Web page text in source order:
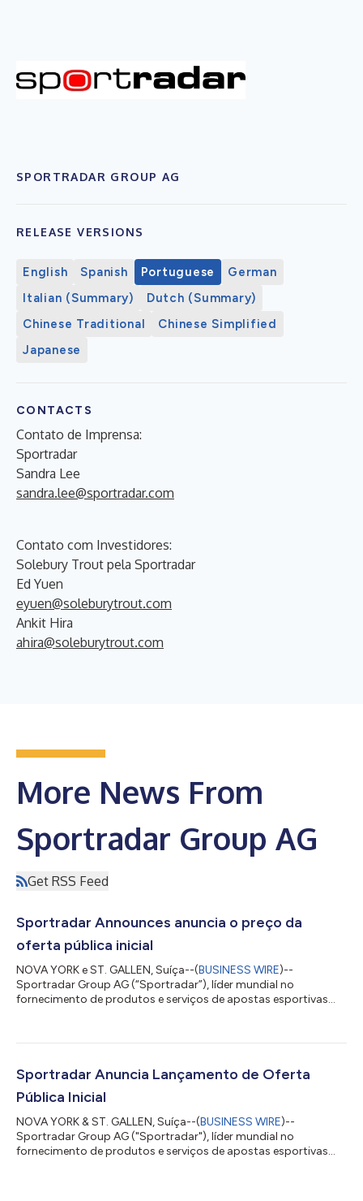
SPORTRADAR GROUP AG
RELEASE VERSIONS
English Spanish Portuguese
German
Italian (Summary)
Dutch (Summary)
Chinese Traditional
Chinese Simplified
Japanese
CONTACTS
Contato de Imprensa:
Sportradar
Sandra Lee
sandra.lee@sportradar.com
Contato com Investidores:
Solebury Trout pela Sportradar
Ed Yuen
eyuen@soleburytrout.com
Ankit Hira
ahira@soleburytrout.com
More News From
Sportradar Group AG
Get RSS Feed
Sportradar Announces anuncia o preço da
oferta pública inicial
NOVA YORK e ST. GALLEN, Suíça--(BUSINESS WIRE)--
Sportradar Group AG (“Sportradar”), líder mundial no
fornecimento de produtos e serviços de apostas esportivas
internacional de apostas esportivas com base em receita,
19.000.000 de ações ordinárias Classe A a um preço para o
público de US$ 27,00 por ação. Além disso, Carsten Koerl, fun...
Sportradar Anuncia Lançamento de Oferta
Pública Inicial
NOVA YORK & ST. GALLEN, Suíça--(BUSINESS WIRE)--
Sportradar Group AG ("Sportradar"), líder mundial no
fornecimento de produtos e serviços de apostas esportivas